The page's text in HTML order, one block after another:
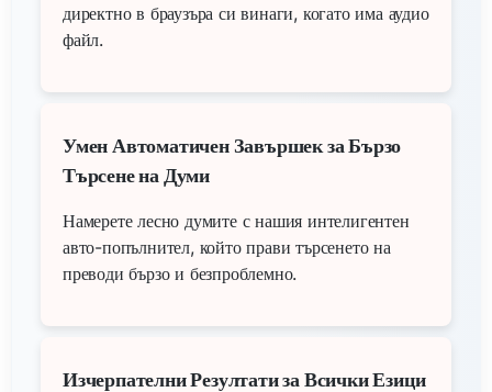
директно в браузъра си винаги, когато има аудио
файл.
Умен Автоматичен Завършек за Бързо
Търсене на Думи
Намерете лесно думите с нашия интелигентен
авто-попълнител, който прави търсенето на
преводи бързо и безпроблемно.
Изчерпателни Резултати за Всички Езици